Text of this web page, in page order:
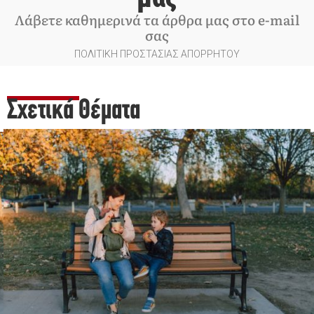
Λάβετε καθημερινά τα άρθρα μας στο e-mail
σας
ΠΟΛΙΤΙΚΗ ΠΡΟΣΤΑΣΙΑΣ ΑΠΟΡΡΗΤΟΥ
Σχετικά Θέματα